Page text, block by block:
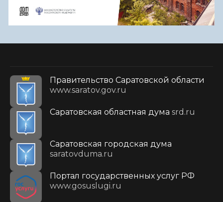
Правительство Саратовской области
www.saratov.gov.ru
Саратовская областная дума srd.ru
Саратовская городская дума
saratovduma.ru
Портал государственных услуг РФ
www.gosuslugi.ru